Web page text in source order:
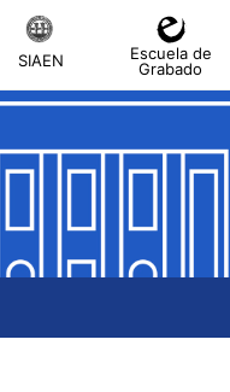
SIAEN
Escuela de
Grabado